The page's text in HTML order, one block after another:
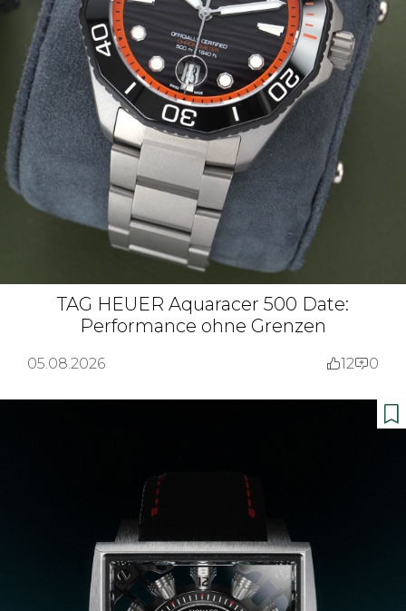
TAG HEUER Aquaracer 500 Date:
Performance ohne Grenzen
05.08.2026 12 0